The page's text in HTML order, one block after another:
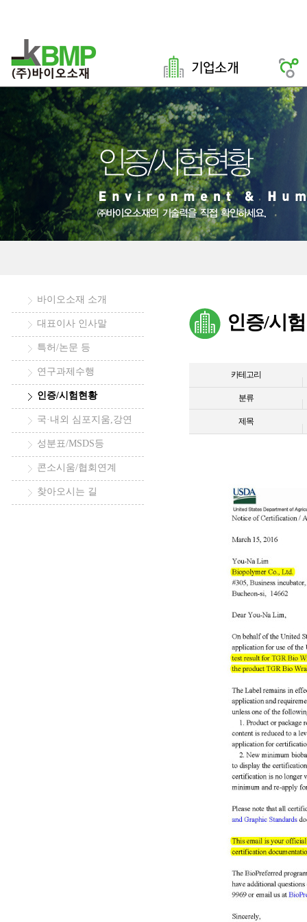
바이오소재 소개
대표이사 인사말
특허/논문 등
연구과제수행
인증/시험현황
국·내외 심포지움,강연
성분표/MSDS등
콘소시움/협회연계
찾아오시는 길
인증/시
카테고리
분류
제목